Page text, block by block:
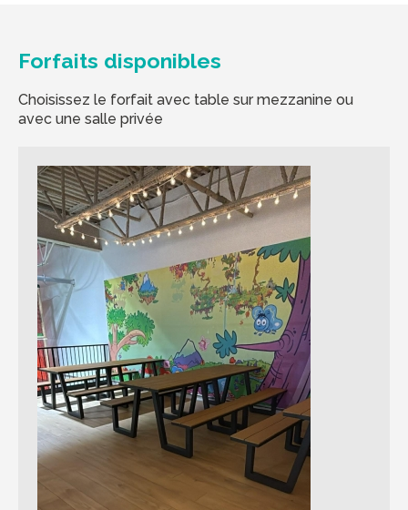
Forfaits disponibles
Choisissez le forfait avec table sur mezzanine ou
avec une salle privée